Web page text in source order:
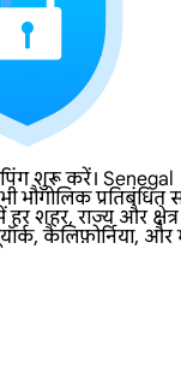
शुरू करें। Senegal
प्रतिबंधित
हर शहर, राज्य और
कैलिफ़ोर्निया,